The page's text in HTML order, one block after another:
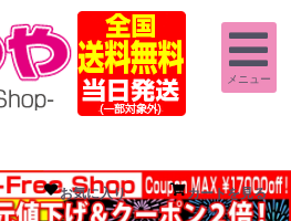
メニュー
お気に入り カートを見る